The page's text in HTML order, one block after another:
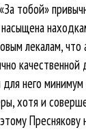
тобой»
лекалам, что
качественной
него
хотя и
Преснякову